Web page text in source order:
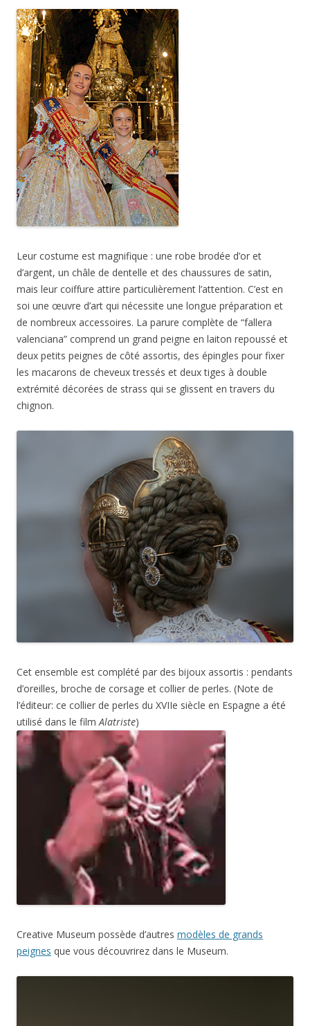
Leur costume est magnifique : une robe brodée d’or et
d’argent, un châle de dentelle et des chaussures de satin,
mais leur coiffure attire particulièrement l’attention. C’est en
soi une œuvre d’art qui nécessite une longue préparation et
de nombreux accessoires. La parure complète de “fallera
valenciana” comprend un grand peigne en laiton repoussé et
deux petits peignes de côté assortis, des épingles pour fixer
les macarons de cheveux tressés et deux tiges à double
extrémité décorées de strass qui se glissent en travers du
chignon.
Cet ensemble est complété par des bijoux assortis : pendants
d’oreilles, broche de corsage et collier de perles. (Note de
l’éditeur: ce collier de perles du XVIIe siècle en Espagne a été
utilisé dans le filmAlatriste)
Creative Museum possède d’autres modèles de grands
peignes que vous découvrirez dans le Museum.